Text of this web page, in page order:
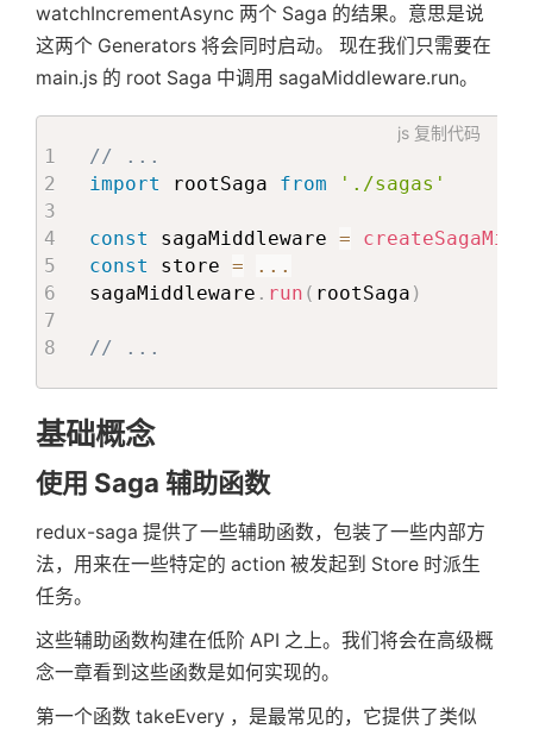
watchIncrementAsync 两个 Saga 的结果。意思是说
这两个 Generators 将会同时启动。 现在我们只需要在
main.js 的 root Saga 中调用 sagaMiddleware.run。
js 复制代码
// ...
import
rootSaga from './sagas'
const sagaMiddleware =
const
store =
...
sagaMiddleware . run ( rootSaga )
// ...
基础概念
使用 Saga 辅助函数
redux-saga 提供了一些辅助函数，包装了一些内部方
法，用来在一些特定的 action 被发起到 Store 时派生
任务。
这些辅助函数构建在低阶 API 之上。我们将会在高级概
念一章看到这些函数是如何实现的。
第一个函数 takeEvery ，是最常见的，它提供了类似